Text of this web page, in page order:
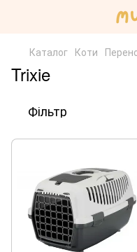
Каталог Коти
Trixie
Фільтр